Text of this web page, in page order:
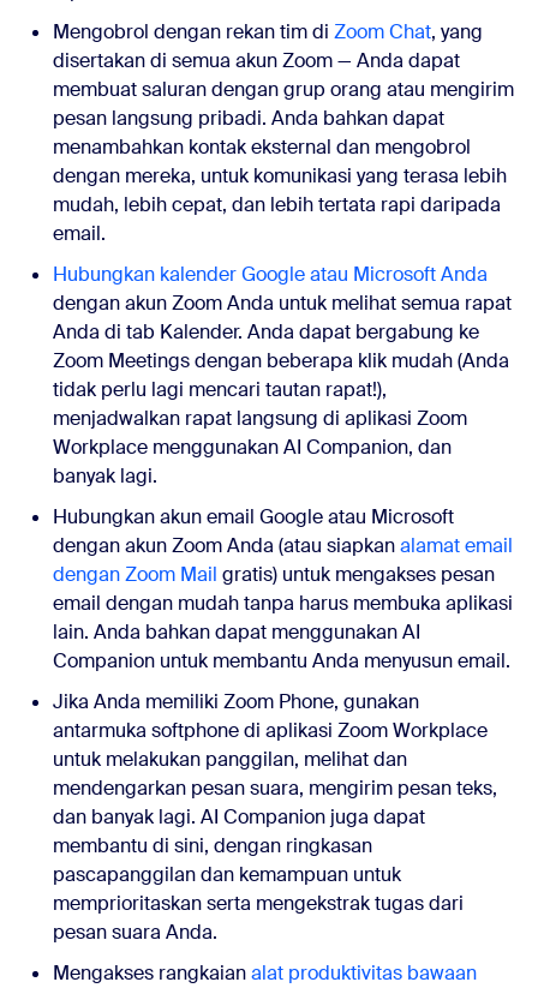
Mengobrol dengan rekan tim di Zoom Chat, yang
disertakan di semua akun Zoom — Anda dapat
membuat saluran dengan grup orang atau mengirim
pesan langsung pribadi. Anda bahkan dapat
menambahkan kontak eksternal dan mengobrol
dengan mereka, untuk komunikasi yang terasa lebih
mudah, lebih cepat, dan lebih tertata rapi daripada
email.
Hubungkan kalender Google atau Microsoft Anda
dengan akun Zoom Anda untuk melihat semua rapat
Anda di tab Kalender. Anda dapat bergabung ke
Zoom Meetings dengan beberapa klik mudah (Anda
tidak perlu lagi mencari tautan rapat!),
menjadwalkan rapat langsung di aplikasi Zoom
Workplace menggunakan AI Companion, dan
banyak lagi.
Hubungkan akun email Google atau Microsoft
dengan akun Zoom Anda (atau siapkanalamat email
dengan Zoom Mail gratis) untuk mengakses pesan
email dengan mudah tanpa harus membuka aplikasi
lain. Anda bahkan dapat menggunakan AI
Companion untuk membantu Anda menyusun email.
Jika Anda memiliki Zoom Phone, gunakan
antarmuka softphone di aplikasi Zoom Workplace
untuk melakukan panggilan, melihat dan
mendengarkan pesan suara, mengirim pesan teks,
dan banyak lagi. AI Companion juga dapat
membantu di sini, dengan ringkasan
pascapanggilan dan kemampuan untuk
memprioritaskan serta mengekstrak tugas dari
pesan suara Anda.
Mengakses rangkaianalat produktivitas bawaan